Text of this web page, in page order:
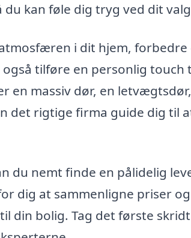
kan føle dig tryg ved dit
i dit hjem, forbedre
tilføre en personlig touch
en massiv dør, en
det rigtige firma guide dig til
du nemt finde en pålidelig
dig at sammenligne priser
din bolig. Tag det første